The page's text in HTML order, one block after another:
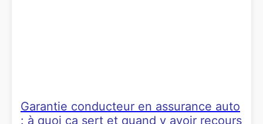
Garantie conducteur en assurance auto
: à quoi ça sert et quand y avoir recours